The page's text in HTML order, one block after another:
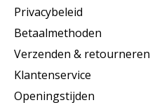
Privacybeleid
Betaalmethoden
Verzenden & retourneren
Klantenservice
Openingstijden